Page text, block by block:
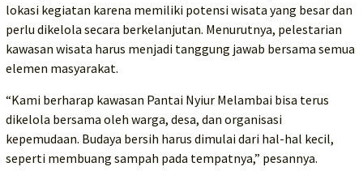
lokasi kegiatan karena memiliki potensi wisata yang besar dan
perlu dikelola secara berkelanjutan. Menurutnya, pelestarian
kawasan wisata harus menjadi tanggung jawab bersama semua
elemen masyarakat.
“Kami berharap kawasan Pantai Nyiur Melambai bisa terus
dikelola bersama oleh warga, desa, dan organisasi
kepemudaan. Budaya bersih harus dimulai dari hal-hal kecil,
seperti membuang sampah pada tempatnya,” pesannya.